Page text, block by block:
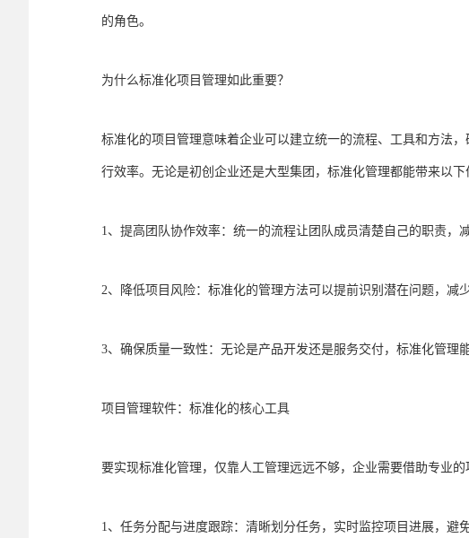
的角色。
为什么标准化项目管理如此重要？
标准化的项目管理意味着企业可以建立统一的流程、工具和方法
行效率。无论是初创企业还是大型集团，标准化管理都能带来以下
1、提高团队协作效率：统一的流程让团队成员清楚自己的职责，
2、降低项目风险：标准化的管理方法可以提前识别潜在问题，减
3、确保质量一致性：无论是产品开发还是服务交付，标准化管理
项目管理软件：标准化的核心工具
要实现标准化管理，仅靠人工管理远远不够，企业需要借助专业
1、任务分配与进度跟踪：清晰划分任务，实时监控项目进展，避免